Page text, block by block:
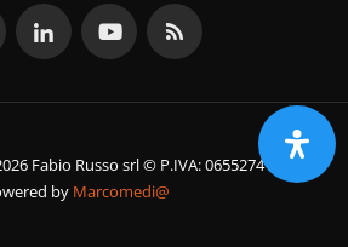
Fabio Russo srl © P.IVA: 06552741214
by Marcomedi@